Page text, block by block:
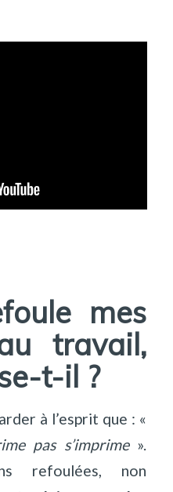
mes
travail,
t-il ?
à l’esprit que : «
pas s’imprime».
refoulées, non